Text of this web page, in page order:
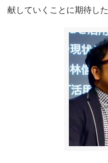
献していくことに期待した